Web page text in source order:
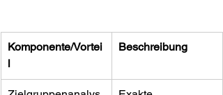
Komponente/Vortei
l
Beschreibung